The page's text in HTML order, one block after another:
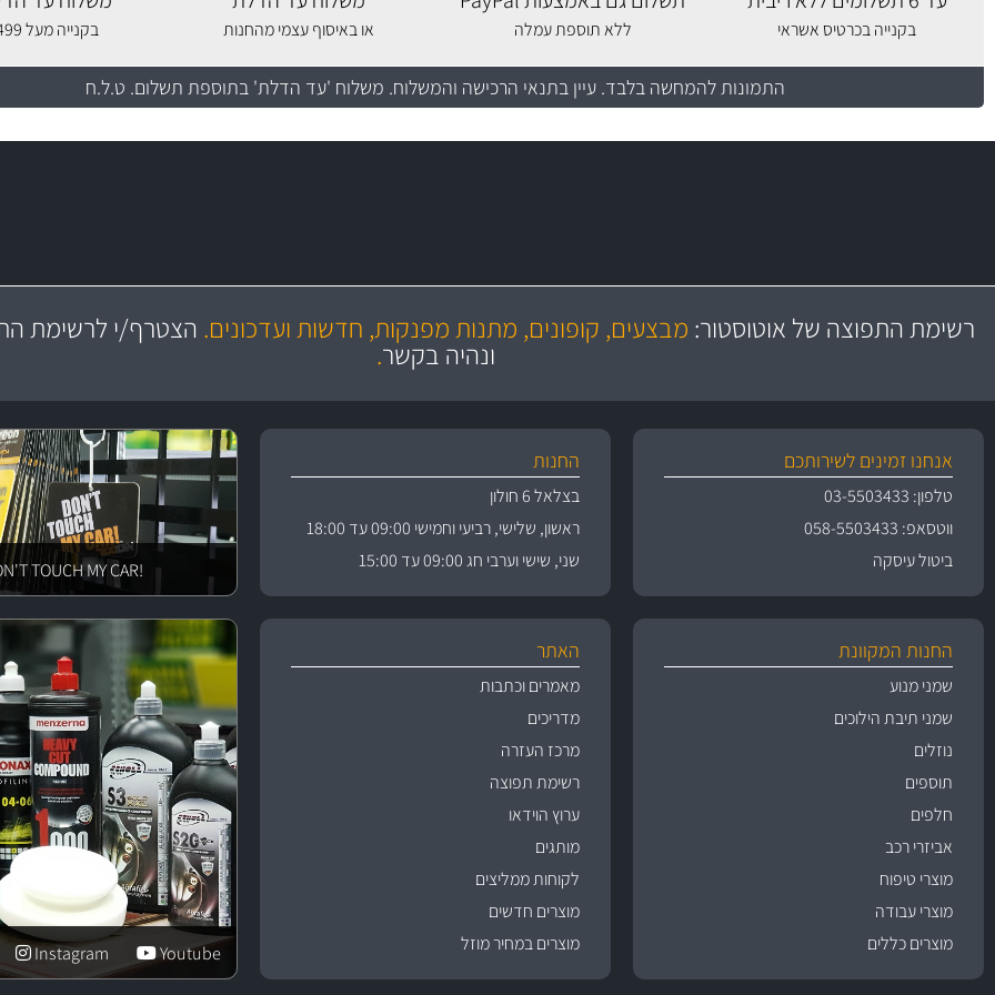
בקנייה בכרטיס אשראי ללא תוספת עמלה או באיסוף עצמי מהחנות בקנייה מעל 499 שקלים
התמונות להמחשה בלבד. עיין בתנאי הרכישה והמשלוח. משלוח 'עד הדלת' בתוספת תשלום. ט.ל.ח
משלוח מהיר
באמצעות צ'יטה
משלוחים
מחלקת המסננים שלנו עשירה וכוללת מסננים מקוריים ומסננים של MANN ו- MAHLE
יותר מ- 400 מוצרי טיפוח לרכב
בקרו במחלקת מוצרי טיפוח הרכב שלנו עם היצע עשיר, מקצועי ועם תגי מחיר
מעולים!
סידרנו לכם מחלקת נורות
מקצועיות
ושירות מצויין רשימת התפוצה של אוטוסטור: מבצעים, קופונים, מתנות מפנקות, חדשות ועדכונים. הצטרף/י לרשימת
ונהיה בקשר.
אנחנו זמינים לשירותכם
טלפון: 03-5503433
ווטסאפ: 058-5503433
ביטול עיסקה
החנות
בצלאל 6 חולון
ראשון, שלישי, רביעי וחמישי 09:00 עד 18:00
שני, שישי וערבי חג 09:00 עד 15:00
!DON'T TOUCH MY CAR
החנות המקוונת
שמני מנוע
שמני תיבת הילוכים
נוזלים
תוספים
חלפים
אביזרי רכב
מוצרי טיפוח
מוצרי עבודה
מוצרים כללים
האתר
מאמרים וכתבות
מדריכים
מרכז העזרה
רשימת תפוצה
ערוץ הוידאו
מותגים
לקוחות ממליצים
מוצרים חדשים
מוצרים במחיר מוזל
Youtube
Instagram